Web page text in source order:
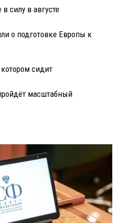
силу в августе
о подготовке Европы к
сидит
масштабный